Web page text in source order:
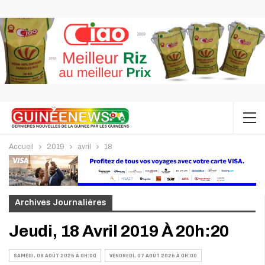
Accueil 2019 avril 18
Archives Journalières
Jeudi, 18 Avril 2019 À 20h:20
SAMEDI, 08 AOÛT 2026 À 0H:00 VENDREDI, 07 AOÛT 2026 À 0H:00